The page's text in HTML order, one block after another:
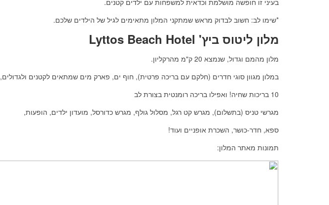
*שימו לב: חשוב לבדוק מראש שמתקני המלון מתאימים לגיל של הילדים שלכם.
מלון ליטוס ביץ' Lyttos Beach Hotel
מלון מהמם וגדול, שנמצא 20 ק"מ מהרקליון.
במלון מגוון סוגי חדרים (חלקם עם בריכה פרטית), חוף ים, פארק מים שמתאים לקטנים ולגדולים,
10 בריכות שחיה! ואפילו בריכה רומנטית בצורת לב
מגרשי טניס (בתשלום), מגרש קט רגל, מסלול גולף, מגרש כדורסל, מועדון ילדים, הופעות,
ספא, חדר-כושר, השכרת אופניים ועוד!
תמונות מאתר המלון: